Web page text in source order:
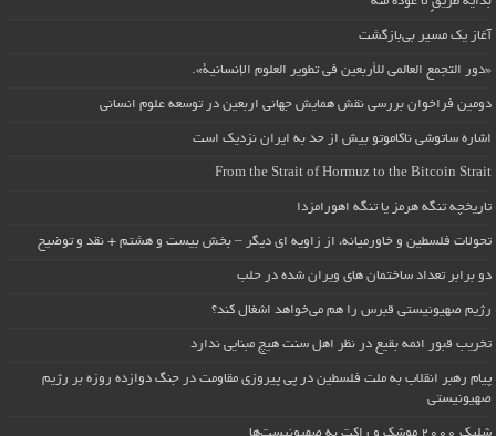
آغاز یک مسیر بی‌بازگشت
«دور التجمع العالمي للأربعين في تطوير العلوم الإنسانية».
دومین فراخوان بررسی نقش همایش جهانی اربعین در توسعه علوم انسانی
اشاره ساتوشی ناکاموتو بیش از حد به ایران نزدیک است
From the Strait of Hormuz to the Bitcoin Strait
تاریخچه تنگه هرمز یا تنگه اهورامزدا
تحولات فلسطین و خاورمیانه، از زاویه ای دیگر – بخش بیست و هشتم + نقد و توضیح
دو برابر تعداد ساختمان های ویران شده در حلب
رژیم صهیونیستی قبرس را هم می‌خواهد اشغال کند؟
تخریب قبور ائمه بقیع در نظر اهل سنت هیچ مبنایی ندارد
پیام رهبر انقلاب به ملت فلسطین در پی پیروزی مقاومت در جنگ دوازده روزه بر رژیم
صهیونیستی
شلیک ۲۰۰۰ موشک و راکت به صهیونیست‌ها